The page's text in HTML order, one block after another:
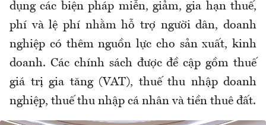
dụng các biện pháp miễn, giảm, gia hạn thuế,
phí và lệ phí nhằm hỗ trợ người dân, doanh
nghiệp có thêm nguồn lực cho sản xuất, kinh
doanh. Các chính sách được đề cập gồm thuế
giá trị gia tăng (VAT), thuế thu nhập doanh
nghiệp, thuế thu nhập cá nhân và tiền thuê đất.